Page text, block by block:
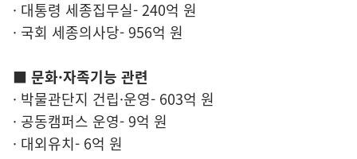
· 대통령 세종집무실- 240억 원
· 국회 세종의사당- 956억 원
■ 문화·자족기능 관련
· 박물관단지 건립·운영- 603억 원
· 공동캠퍼스 운영- 9억 원
· 대외유치- 6억 원